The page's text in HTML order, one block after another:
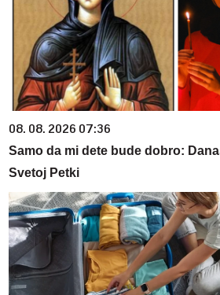
08. 08. 2026 07:36
Samo da mi dete bude dobro:
Svetoj Petki